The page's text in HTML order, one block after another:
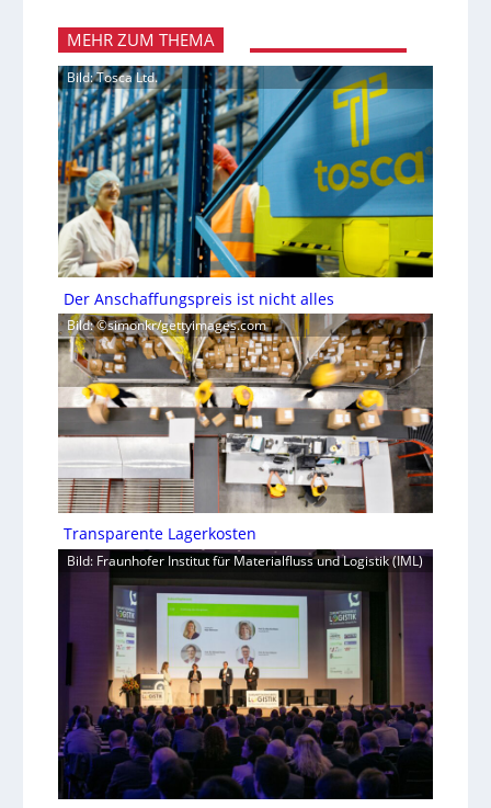
MEHR ZUM THEMA
Bild: Tosca Ltd.
Der Anschaffungspreis ist nicht alles
Bild: ©simonkr/gettyimages.com
Transparente Lagerkosten
Bild: Fraunhofer Institut für Materialfluss und Logistik (IML)